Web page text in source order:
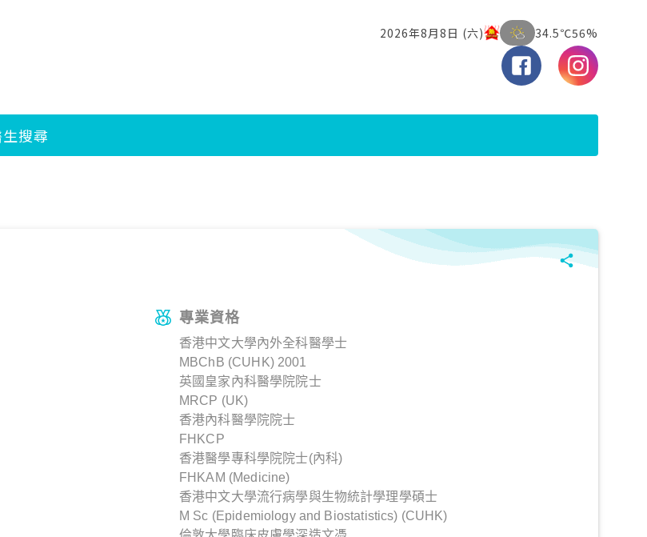
專業資格
香港中文大學內外全科醫學士
MBChB (CUHK) 2001
英國皇家內科醫學院院士
MRCP (UK)
香港內科醫學院院士
FHKCP
香港醫學專科學院院士(內科)
FHKAM (Medicine)
香港中文大學流行病學與生物統計學理學碩士
M Sc (Epidemiology and Biostatistics) (CUHK)